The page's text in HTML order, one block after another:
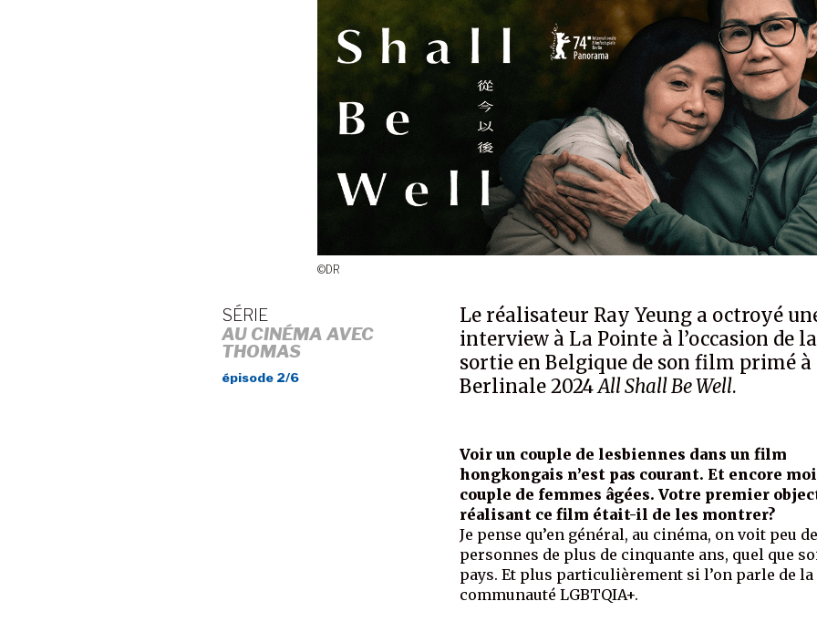
SÉRIE
AU CINÉMA AVEC
THOMAS
épisode 2/6
©DR
Le réalisateur Ray Yeung a octroyé
interview à La Pointe à l’occasion de la
sortie en Belgique de son film primé à
Berlinale 2024All Shall Be Well.
Voir un couple de lesbiennes dans un film
hongkongais n’est pas courant. Et encore
couple de femmes âgées. Votre premier
réalisant ce film était-il de les montrer?
Je pense qu’en général, au cinéma, on voit peu
personnes de plus de cinquante ans, quel que
pays. Et plus particulièrement si l’on parle de la
communauté LGBTQIA+.